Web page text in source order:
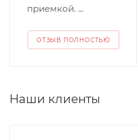
приемкой. ...
ОТЗЫВ ПОЛНОСТЬЮ
Наши клиенты